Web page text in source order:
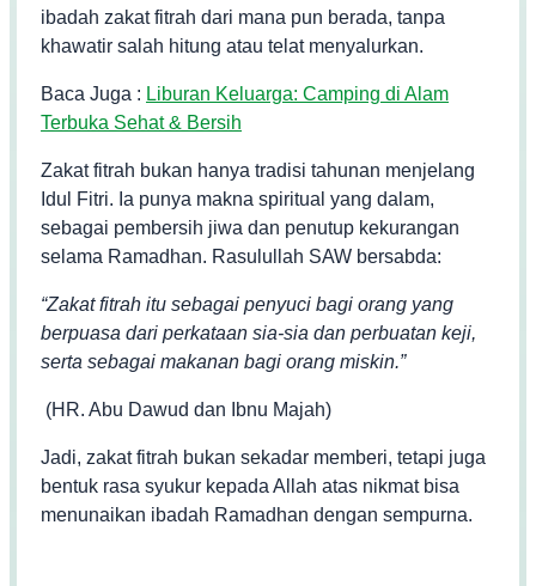
ibadah zakat fitrah dari mana pun berada, tanpa
khawatir salah hitung atau telat menyalurkan.
Baca Juga : Liburan Keluarga: Camping di Alam
Terbuka Sehat & Bersih
Zakat fitrah bukan hanya tradisi tahunan menjelang
Idul Fitri. Ia punya makna spiritual yang dalam,
sebagai pembersih jiwa dan penutup kekurangan
selama Ramadhan. Rasulullah SAW bersabda:
“Zakat fitrah itu sebagai penyuci bagi orang yang
berpuasa dari perkataan sia-sia dan perbuatan keji,
serta sebagai makanan bagi orang miskin.”
(HR. Abu Dawud dan Ibnu Majah)
Jadi, zakat fitrah bukan sekadar memberi, tetapi juga
bentuk rasa syukur kepada Allah atas nikmat bisa
menunaikan ibadah Ramadhan dengan sempurna.